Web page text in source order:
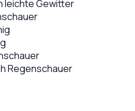
leichte Gewitter
Regenschauer